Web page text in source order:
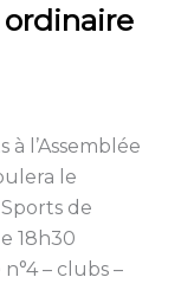
l’Assemblée
le
de
18h30
– clubs –